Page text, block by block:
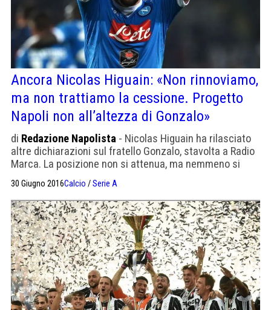
Ancora Nicolas Higuain: «Non rinnoviamo,
ma non trattiamo la cessione. Progetto
Napoli non all’altezza di Gonzalo»
di Redazione Napolista - Nicolas Higuain ha rilasciato
altre dichiarazioni sul fratello Gonzalo, stavolta a Radio
Marca. La posizione non si attenua, ma nemmeno si
sensazione è che si andrà ancora per le lunghe. «Il
presidente – spiega l’agente del Pipita – ha il diritto di
pretendere i soldi della clausola […]
30 Giugno 2016Calcio /Serie A